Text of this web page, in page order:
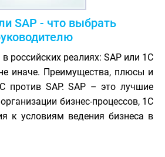
SAP - что выбрать
российских реалиях: SAP или 1С
иначе. Преимущества, плюсы и
против SAP. SAP – это лучшие
бизнес-процессов, 1С
к условиям ведения бизнеса в